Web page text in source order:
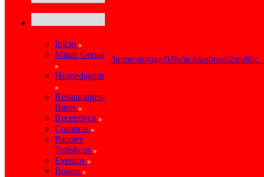
Início
Minas Gerais
Hospedagem
Restaurantes-
Bares
Receptivos
Compras
Pacotes
Turísticos
Eventos
Boates
/home/storage/0/9a/ac/idasbrasil2/